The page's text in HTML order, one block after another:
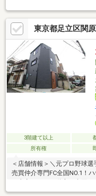
116.28m2◇建物面積：1階
20.47m◇2階建◇間取り：
可能（車種によって制限が
り、広々とご利用いただけ
ー◇バルコニー2箇所有り◇
ト（天井裏収納）あり◇2階
東京都足立区関
3階建て以上
所有権
＜店舗情報＞＼元プロ野球
売買仲介専門FC全国NO.1！
を中心とした不動産の売買
フにお任せください♪知識・